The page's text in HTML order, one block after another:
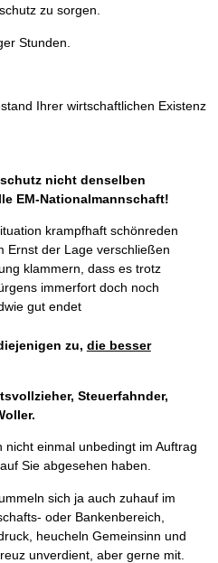
zu sorgen.
Stunden.
Ihrer wirtschaftlichen Existenz
nicht denselben
EM-Nationalmannschaft!
krampfhaft schönreden
Ernst der Lage verschließen
klammern, dass es trotz
immerfort doch noch
gut endet
zu, die besser
Steuerfahnder,
einmal unbedingt im Auftrag
Sie abgesehen haben.
sich ja auch zuhauf im
oder Bankenbereich,
heucheln Gemeinsinn und
unverdient, aber gerne mit.